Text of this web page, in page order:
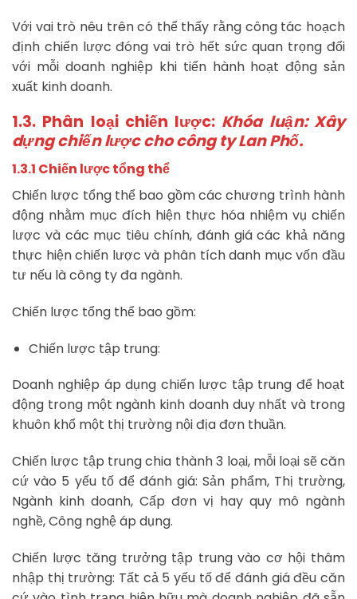
Với vai trò nêu trên có thể thấy rằng công tác hoạch
định chiến lược đóng vai trò hết sức quan trọng đối
với mỗi doanh nghiệp khi tiến hành hoạt động sản
xuất kinh doanh.
1.3. Phân loại chiến lược: Khóa luận: Xây
dựng chiến lược cho công ty Lan Phố.
1.3.1 Chiến lược tổng thể
Chiến lược tổng thể bao gồm các chương trình hành
động nhằm mục đích hiện thực hóa nhiệm vụ chiến
lược và các mục tiêu chính, đánh giá các khả năng
thực hiện chiến lược và phân tích danh mục vốn đầu
tư nếu là công ty đa ngành.
Chiến lược tổng thể bao gồm:
Chiến lược tập trung:
Doanh nghiệp áp dụng chiến lược tập trung để hoạt
động trong một ngành kinh doanh duy nhất và trong
khuôn khổ một thị trường nội địa đơn thuần.
Chiến lược tập trung chia thành 3 loại, mỗi loại sẽ căn
cứ vào 5 yếu tố để đánh giá: Sản phẩm, Thị trường,
Ngành kinh doanh, Cấp đơn vị hay quy mô ngành
nghề, Công nghệ áp dụng.
Chiến lược tăng trưởng tập trung vào cơ hội thâm
nhập thị trường: Tất cả 5 yếu tố để đánh giá đều căn